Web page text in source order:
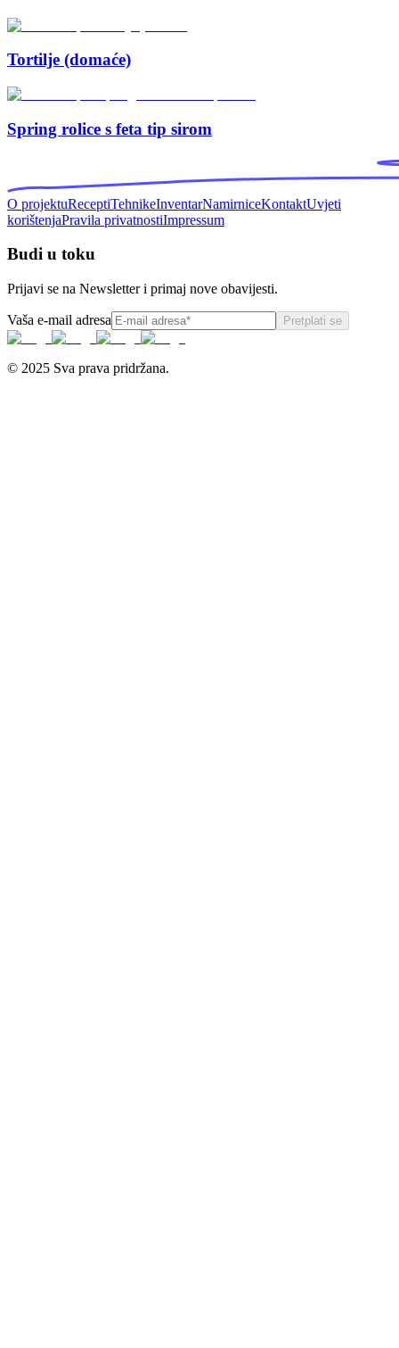
Tortilje (domaće)
Spring rolice s feta tip sirom
O projektuReceptiTehnikeInventarNamirniceKontaktUvjeti
korištenjaPravila privatnostiImpressum
Budi u toku
Prijavi se na Newsletter i primaj nove obavijesti.
Vaša e-mail adresa Pretplati se
© 2025 Sva prava pridržana.